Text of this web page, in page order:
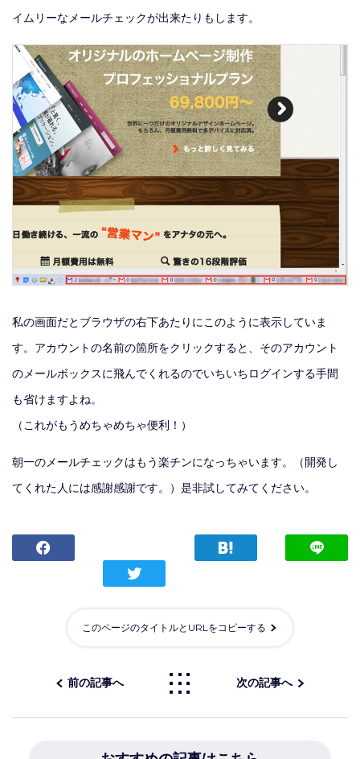
イムリーなメールチェックが出来たりもします。
私の画面だとブラウザの右下あたりにこのように表示していま
す。アカウントの名前の箇所をクリックすると、そのアカウント
のメールボックスに飛んでくれるのでいちいちログインする手間
も省けますよね。
（これがもうめちゃめちゃ便利！）
朝一のメールチェックはもう楽チンになっちゃいます。（開発し
てくれた人には感謝感謝です。）是非試してみてください。
このページのタイトルとURLをコピーする
前の記事へ 次の記事へ